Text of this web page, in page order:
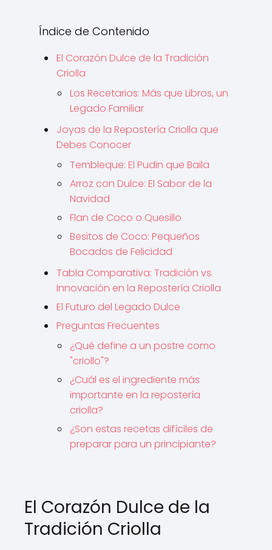
Índice de Contenido
El Corazón Dulce de la Tradición
Criolla
Los Recetarios: Más que Libros, un
Legado Familiar
Joyas de la Repostería Criolla que
Debes Conocer
Tembleque: El Pudin que Baila
Arroz con Dulce: El Sabor de la
Navidad
Flan de Coco o Quesillo
Besitos de Coco: Pequeños
Bocados de Felicidad
Tabla Comparativa: Tradición vs.
Innovación en la Repostería Criolla
El Futuro del Legado Dulce
Preguntas Frecuentes
¿Qué define a un postre como
"criollo"?
¿Cuál es el ingrediente más
importante en la repostería
criolla?
¿Son estas recetas difíciles de
preparar para un principiante?
El Corazón Dulce de la
Tradición Criolla